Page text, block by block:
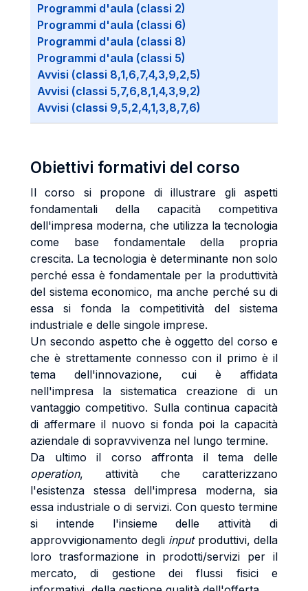
Programmi d'aula (classi 2)
Programmi d'aula (classi 6)
Programmi d'aula (classi 8)
Programmi d'aula (classi 5)
Avvisi (classi 8,1,6,7,4,3,9,2,5)
Avvisi (classi 5,7,6,8,1,4,3,9,2)
Avvisi (classi 9,5,2,4,1,3,8,7,6)
Obiettivi formativi del corso
Il corso si propone di illustrare gli aspetti
fondamentali della capacità competitiva
dell'impresa moderna, che utilizza la tecnologia
come base fondamentale della propria
crescita. La tecnologia è determinante non solo
perché essa è fondamentale per la produttività
del sistema economico, ma anche perché su di
essa si fonda la competitività del sistema
industriale e delle singole imprese.
Un secondo aspetto che è oggetto del corso e
che è strettamente connesso con il primo è il
tema dell'innovazione, cui è affidata
nell'impresa la sistematica creazione di un
vantaggio competitivo. Sulla continua capacità
di affermare il nuovo si fonda poi la capacità
aziendale di sopravvivenza nel lungo termine.
Da ultimo il corso affronta il tema delle
operation, attività che caratterizzano
l'esistenza stessa dell'impresa moderna, sia
essa industriale o di servizi. Con questo termine
si intende l'insieme delle attività di
approvvigionamento degli inputproduttivi, della
loro trasformazione in prodotti/servizi per il
mercato, di gestione dei flussi fisici e